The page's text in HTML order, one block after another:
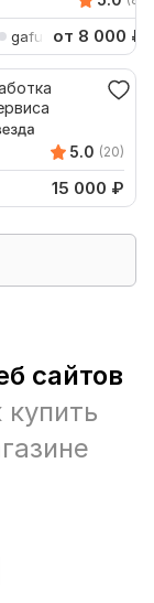
gafurovalyosha
от 8 000 ₽
5.0 (20)
15 000 ₽
сайтов
купить